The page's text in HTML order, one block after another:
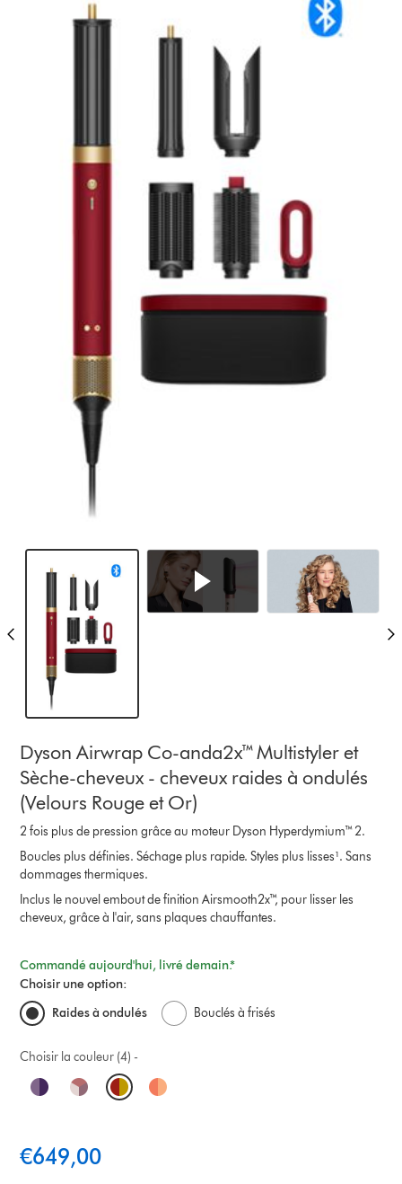
Dyson Airwrap Co-anda2x™ Multistyler et
Sèche-cheveux - cheveux raides à ondulés
(Velours Rouge et Or)
2 fois plus de pression grâce au moteur Dyson Hyperdymium™ 2.
Boucles plus définies. Séchage plus rapide. Styles plus lisses¹. Sans
dommages thermiques.
Inclus le nouvel embout de finition Airsmooth2x™, pour lisser les
cheveux, grâce à l'air, sans plaques chauffantes.
Commandé aujourd'hui, livré demain.*
Choisir une option:
Raides à ondulés
Bouclés à frisés
Choisir la couleur (4) -
O
t
€649,00